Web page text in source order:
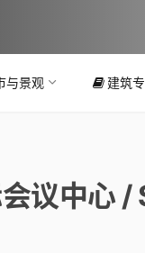
与景观 建筑
议中心